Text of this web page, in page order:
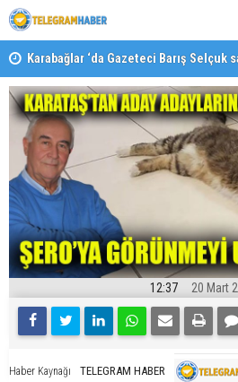
Karabağlar ‘da Gazeteci Barış Selçuk
12:37 20 Mart
Haber Kaynağı TELEGRAM HABER